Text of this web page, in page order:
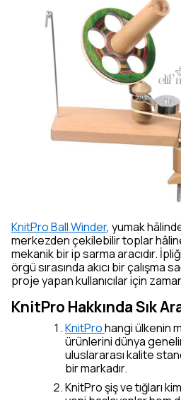
KnitPro Ball Winder, yumak
merkezden çekilebilir toplar
mekanik bir ip sarma aracıdır.
örgü sırasında akıcı bir çalışma
proje yapan kullanıcılar için zaman
KnitPro Hakkında Sık
KnitProhangi ülkenin
ürünlerini dünya
uluslararası kalite
bir markadır.
KnitPro şiş ve tığları